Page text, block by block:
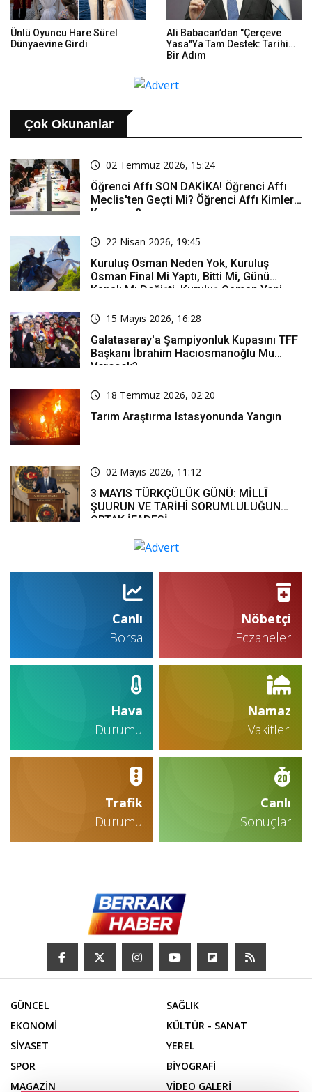
Ünlü Oyuncu Hare Sürel
Dünyaevine Girdi
Ali Babacan’dan "Çerçeve
Yasa"ya Tam Destek: Tarihi
Bir Adım
Çok Okunanlar
02 Temmuz 2026, 15:24
Öğrenci Affı SON DAKİKA! Öğrenci Affı
Meclis'ten Geçti Mi? Öğrenci Affı Kimleri
Kapsıyor?
22 Nisan 2026, 19:45
Kuruluş Osman Neden Yok, Kuruluş
Osman Final Mi Yaptı, Bitti Mi, Günü
Kanalı Mı Değişti, Kuruluş Osman Yeni
15 Mayıs 2026, 16:28
Galatasaray'a Şampiyonluk Kupasını TFF
Başkanı İbrahim Hacıosmanoğlu Mu
Verecek?
18 Temmuz 2026, 02:20
Tarım Araştırma Istasyonunda Yangın
02 Mayıs 2026, 11:12
3 MAYIS TÜRKÇÜLÜK GÜNÜ: MİLLÎ
ŞUURUN VE TARİHÎ SORUMLULUĞUN
ORTAK İFADESİ
Canlı
Borsa
Nöbetçi
Eczaneler
Hava
Durumu
Namaz
Vakitleri
Trafik
Durumu
Canlı
Sonuçlar
GÜNCEL
EKONOMİ
SİYASET
SPOR
MAGAZİN
SAĞLIK
KÜLTÜR - SANAT
YEREL
BİYOGRAFİ
VİDEO GALERİ